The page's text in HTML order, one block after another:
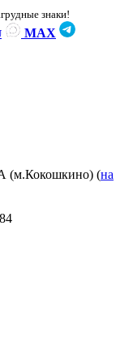
знаки!
MAX
(м.Кокошкино) (на